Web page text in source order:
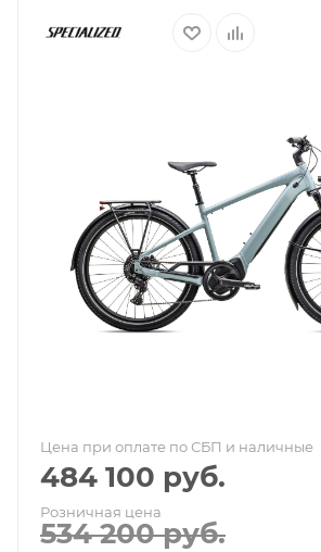
Цена при оплате по СБП и наличные
484 100 руб.
Розничная цена
534 200руб.